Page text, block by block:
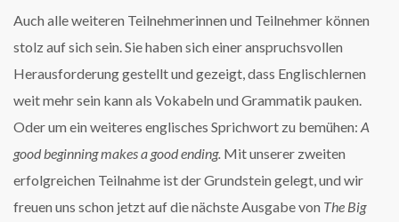
Auch alle weiteren Teilnehmerinnen und Teilnehmer können
stolz auf sich sein. Sie haben sich einer anspruchsvollen
Herausforderung gestellt und gezeigt, dass Englischlernen
weit mehr sein kann als Vokabeln und Grammatik pauken.
Oder um ein weiteres englisches Sprichwort zu bemühen: A
good beginning makes a good ending. Mit unserer zweiten
erfolgreichen Teilnahme ist der Grundstein gelegt, und wir
freuen uns schon jetzt auf die nächste Ausgabe von The Big